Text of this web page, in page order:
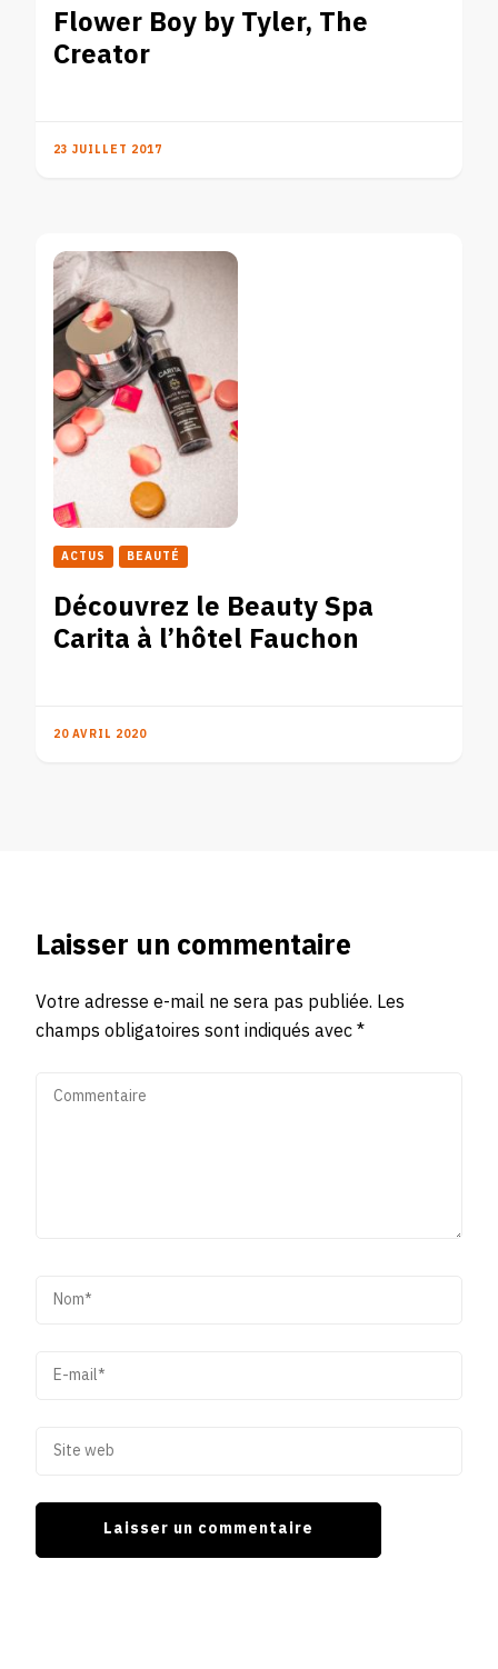
Flower Boy by Tyler, The
Creator
23 JUILLET 2017
ACTUS BEAUTÉ
Découvrez le Beauty Spa
Carita à l’hôtel Fauchon
20 AVRIL 2020
Laisser un commentaire
Votre adresse e-mail ne sera pas publiée. Les
champs obligatoires sont indiqués avec*